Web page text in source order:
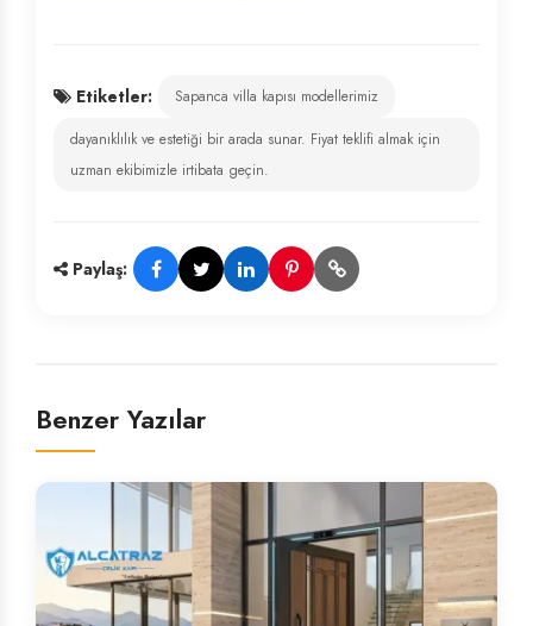
Etiketler:
Sapanca villa kapısı modellerimiz
dayanıklılık ve estetiği bir arada sunar. Fiyat teklifi almak için
uzman ekibimizle irtibata geçin.
Paylaş:
Benzer Yazılar